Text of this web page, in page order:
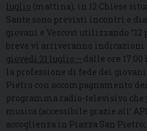
luglio (mattina), in 12 Chiese
Sante sono previsti incontri e
giovani e Vescovi utilizzando “12
breve vi arriveranno indicazioni
giovedì 31 luglio – dalle ore
la professione di fede dei
Pietro con accompagnamento
programma radio-televisivo
musica (accessibile grazie all’
accoglienza in Piazza San